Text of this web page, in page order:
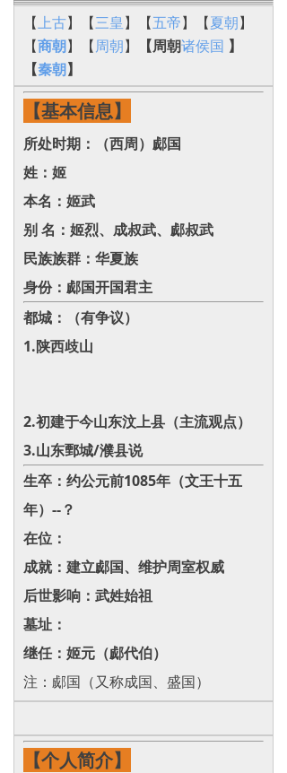
【上古】【三皇】【五帝】【夏朝】
【商朝】【周朝】 【周朝诸侯国 】
【秦朝】
【基本信息】
所处时期：（西周）郕国
姓：姬
本名：姬武
别 名：姬烈、成叔武、郕叔武
民族族群：华夏族
身份：郕国开国君主
都城：（有争议）
1‌.陕西歧山
2.初建于今山东汶上县（主流观点）
3‌.山东鄄城/濮县说
生卒：约公元前1085年‌（文王十五
年）‌--？
在位：
成就：建立郕国‌、维护周室权威
后世影响：武姓始祖
墓址：
继任：姬元（郕代伯）
注：郕国（又称成国、盛国）
【个人简介】